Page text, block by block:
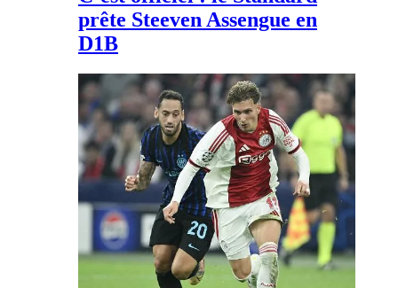
prête Steeven Assengue en
D1B